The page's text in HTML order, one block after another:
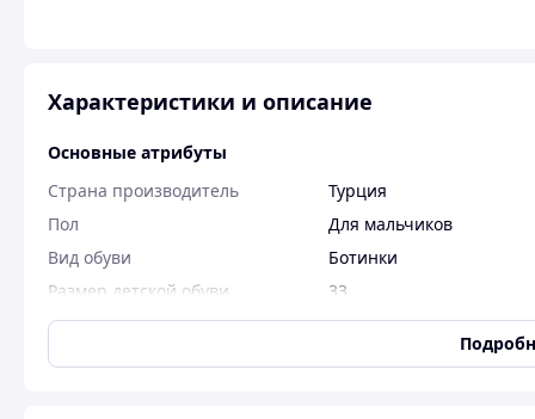
Характеристики и описание
Основные атрибуты
Страна производитель
Турция
Пол
Для мальчиков
Вид обуви
Ботинки
Размер детской обуви
33
Полнота обуви
Регулируемые подъем и
Материал верха
Комбинированный